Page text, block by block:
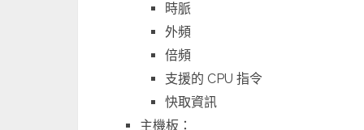
時脈
外頻
倍頻
支援的 CPU 指令
快取資訊
主機板：